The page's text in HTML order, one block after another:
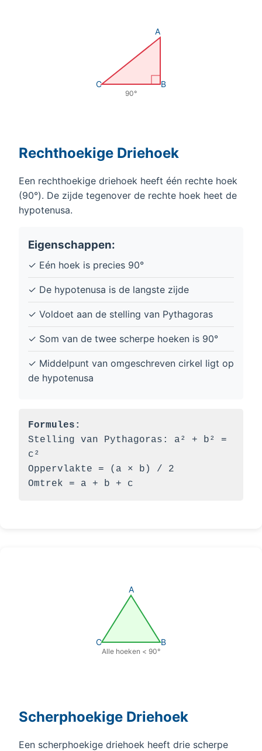
A
B
C
90°
Rechthoekige Driehoek
Een rechthoekige driehoek heeft één rechte hoek
(90°). De zijde tegenover de rechte hoek heet de
hypotenusa.
Eigenschappen:
✓ Eén hoek is precies 90°
✓ De hypotenusa is de langste zijde
✓ Voldoet aan de stelling van Pythagoras
✓ Som van de twee scherpe hoeken is 90°
✓ Middelpunt van omgeschreven cirkel ligt op
de hypotenusa
Formules:
Stelling van Pythagoras: a² + b² =
c²
Oppervlakte = (a × b) / 2
Omtrek = a + b + c
A
B
C
Alle hoeken < 90°
Scherphoekige Driehoek
Een scherphoekige driehoek heeft drie scherpe